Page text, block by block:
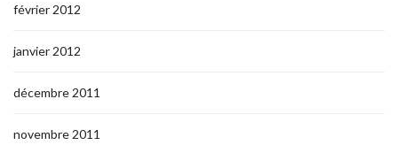
février 2012
janvier 2012
décembre 2011
novembre 2011